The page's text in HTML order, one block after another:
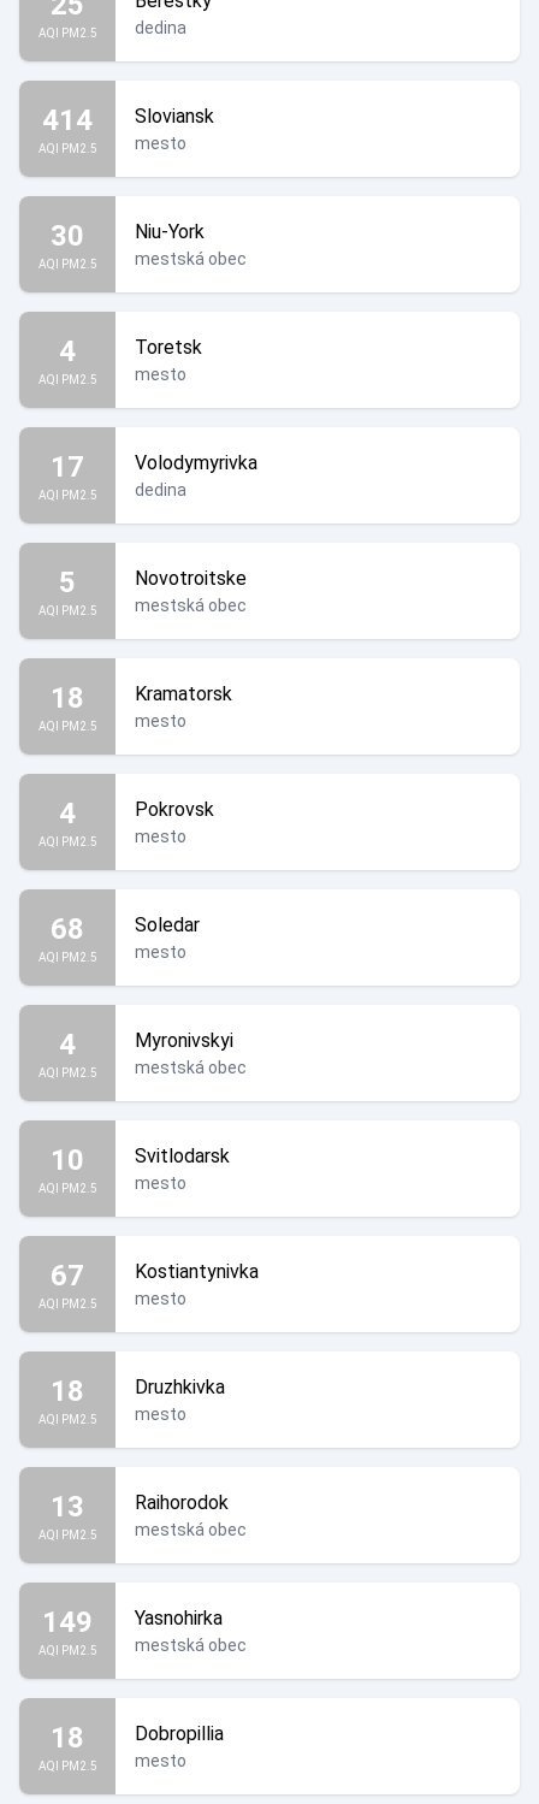
AQI PM2.5 dedina
414
AQI PM2.5
Sloviansk
mesto
30
AQI PM2.5
Niu-York
mestská obec
4
AQI PM2.5
Toretsk
mesto
17
AQI PM2.5
Volodymyrivka
dedina
5
AQI PM2.5
Novotroitske
mestská obec
18
AQI PM2.5
Kramatorsk
mesto
4
AQI PM2.5
Pokrovsk
mesto
68
AQI PM2.5
Soledar
mesto
4
AQI PM2.5
Myronivskyi
mestská obec
10
AQI PM2.5
Svitlodarsk
mesto
67
AQI PM2.5
Kostiantynivka
mesto
18
AQI PM2.5
Druzhkivka
mesto
13
AQI PM2.5
Raihorodok
mestská obec
149
AQI PM2.5
Yasnohirka
mestská obec
18
AQI PM2.5
Dobropillia
mesto